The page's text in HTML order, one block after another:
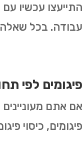
התייעצו עכשיו
עבודה. בכל שאלה
פיגומים לפי
אם אתם
פיגומים, כיסוי